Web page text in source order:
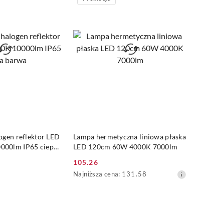
dni
reflektor LED
IP65 ciepła
Lampa hermetyczna liniowa płaska
LED 120cm 60W 4000K 7000lm
Cena
promocyjna:
105.26
Najniższa
Najniższa cena: 131.58